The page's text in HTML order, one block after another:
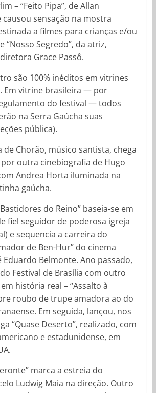
– “Feito Pipa”, de Allan
sensação na mostra
a filmes para crianças e/ou
“Nosso Segredo”, da atriz,
Grace Passô.
são 100% inéditos em vitrines
Em vitrine brasileira — por
do festival — todos
na Serra Gaúcha suas
pública).
de Chorão, músico santista, chega
outra cinebiografia de Hugo
Andrea Horta iluminada na
gaúcha.
do Reino”baseia-se em
fiel seguidor de poderosa igreja
) e sequencia a carreira do
de Ben-Hur” do cinema
Eduardo Belmonte. Ano passado,
Festival de Brasília com outro
história real – “Assalto à
roubo de trupe amadora ao do
Em seguida, lançou, nos
“Quase Deserto”, realizado, com
e estadunidense, em
marca a estreia do
Ludwig Maia na direção. Outro